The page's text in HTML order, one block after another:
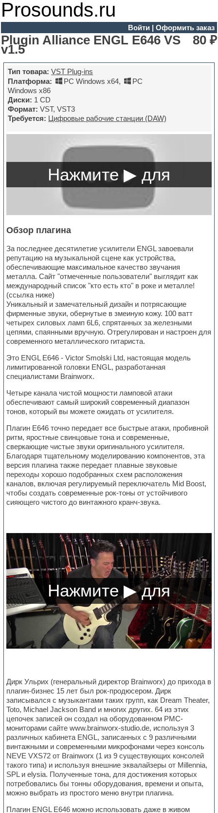
Prosounds.ru
Войти| Оформить заказ
Plugin Alliance ENGL E646 VS
v1.5
80 ₽
Тип товара: VST Plug-ins
Платформа:
PC Windows x64,
PC
Windows x86
Диски: 1 CD
Формат: VST, VST3
Требуется: Цифровые рабочие станции (DAW)
Обзор плагина
За последнее десятилетие усилители ENGL завоевали
репутацию на музыкальной сцене как устройства,
обеспечивающие максимальное качество звучания
металла. Сайт "отмеченные пользователи" выглядит как
международный список "кто есть кто" в роке и металле!
(ссылка ниже)
Уникальный и замечательный дизайн и потрясающие
фирменные звуки, обернутые в змеиную кожу. 100 ватт
четырех силовых ламп 6L6, спрятанных за железными
цепями, спаянными вручную. Отрегулирован и настроен для
современного металлического гитариста.
Это ENGL E646 - Victor Smolski Ltd, настоящая модель
лимитированной головки ENGL, разработанная
специалистами Brainworx.
Четыре канала чистой мощности ламповой атаки
обеспечивают самый широкий современный диапазон
тонов, который вы можете ожидать от усилителя.
Плагин E646 точно передает все быстрые атаки, пробивной
ритм, яростные свинцовые тона и современные,
сверкающие чистые звуки оригинального усилителя.
Благодаря тщательному моделированию компонентов, эта
версия плагина также передает плавные звуковые
переходы хорошо подобранных схем расположения
каналов, включая регулируемый переключатель Mid Boost,
чтобы создать современные рок-тоны от устойчивого
сияющего чистого до винтажного кранч-звука.
Дирк Ульрих (генеральный директор Brainworx) до прихода в
плагин-бизнес 15 лет был рок-продюсером. Дирк
записывался с музыкантами таких групп, как Dream Theater,
Toto, Michael Jackson Band и многих других. 64 из этих
цепочек записей он создал на оборудованном PMC-
мониторами сайте www.brainworx-studio.de, используя 3
различных кабинета ENGL, записанных с 9 различными
винтажными и современными микрофонами через консоль
NEVE VXS72 от Brainworx (1 из 9 существующих консолей
такого типа) и используя внешние эквалайзеры от Millennia,
SPL и elysia. Полученные тона, для достижения которых
потребовались бы тонны оборудования, времени и опыта,
можно выбрать из простого меню внутри плагина.
Плагин ENGL E646 можно использовать даже в живом